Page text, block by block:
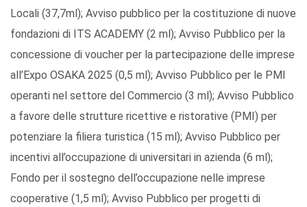
Locali (37,7ml); Avviso pubblico per la costituzione di nuove
fondazioni di ITS ACADEMY (2 ml); Avviso Pubblico per la
concessione di voucher per la partecipazione delle imprese
all’Expo OSAKA 2025 (0,5 ml); Avviso Pubblico per le PMI
operanti nel settore del Commercio (3 ml); Avviso Pubblico
a favore delle strutture ricettive e ristorative (PMI) per
potenziare la filiera turistica (15 ml); Avviso Pubblico per
incentivi all’occupazione di universitari in azienda (6 ml);
Fondo per il sostegno dell’occupazione nelle imprese
cooperative (1,5 ml); Avviso Pubblico per progetti di